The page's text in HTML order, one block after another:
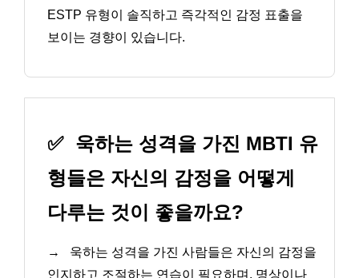
ESTP 유형이 솔직하고 즉각적인 감정 표출을
보이는 경향이 있습니다.
✅ 욱하는 성격을 가진 MBTI 유
형들은 자신의 감정을 어떻게
다루는 것이 좋을까요?
→
욱하는 성격을 가진 사람들은 자신의 감정을
인지하고 조절하는 연습이 필요하며, 명상이나